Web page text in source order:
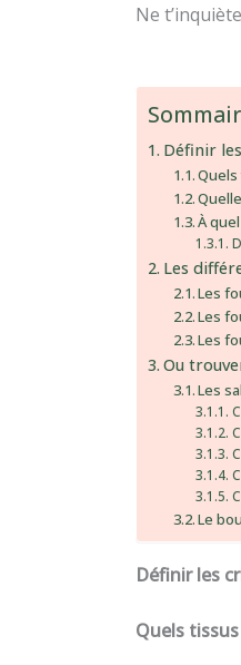
Ne
Définir
À
Les
Les
Les
Les
Ou
Les
Le
Définir les
Quels tissus